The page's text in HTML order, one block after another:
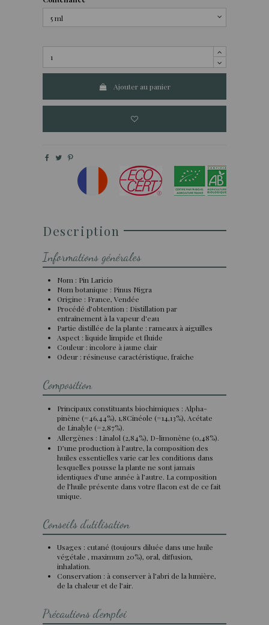
Ajouter au panier
Description
Informations générales
Nom : Pin Laricio
Nom botanique : Pinus Nigra
Origine : France, Vendée
Procédé d’obtention : Distillation par
entraînement à la vapeur d'eau
Partie distillée de la plante : rameaux à aiguilles
Aspect : liquide limpide et fluide
Couleur : incolore à jaune clair
Odeur : résineuse caractéristique, fraîche
Composition
Principaux constituants biochimiques : Alpha-
pinène (=46,44%), 1,8Cinéole (=14,13%), Acétate
de Linalyle (=2,87%).
Allergènes : Linalol (2,84%), D-limonène (0,48%).
D’une production à l’autre, la composition des
huiles essentielles varie car les conditions dans
lesquelles pousse la plante ne sont jamais
identiques d’une année à l’autre. La composition
de l’huile présente dans votre flacon est de ce fait
unique.
Conseils d'utilisation
Usages : cutané (toujours diluée dans une huile
végétale , maximum 20%), oral, diffusion,
inhalation.
Conservation : à conserver à l’abri de la lumière,
de la chaleur et de l’air.
Précautions d'emploi